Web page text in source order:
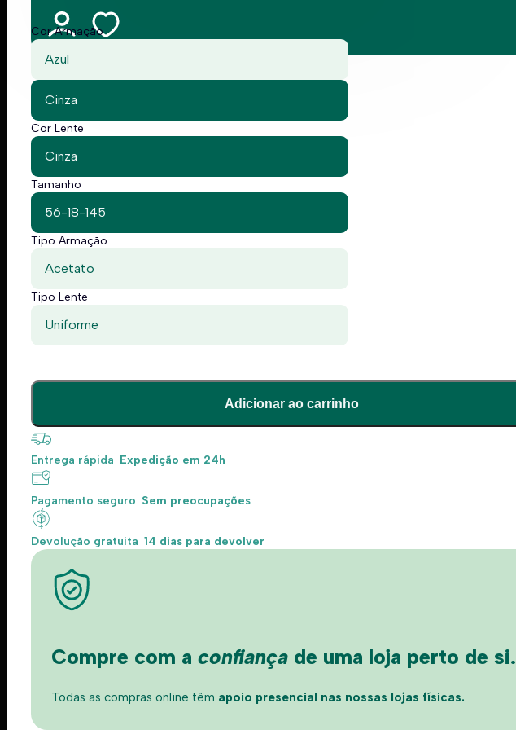
Cor Armação
Azul
Cinza
Cor Lente
Cinza
Tamanho
56-18-145
Tipo Armação
Acetato
Tipo Lente
Uniforme
Adicionar ao carrinho
Entrega rápida Expedição em 24h
Pagamento seguro Sem preocupações
Devolução gratuita 14 dias para devolver
Compre com a confiança de uma loja perto de si.
Todas as compras online têm apoio presencial nas nossas lojas físicas.